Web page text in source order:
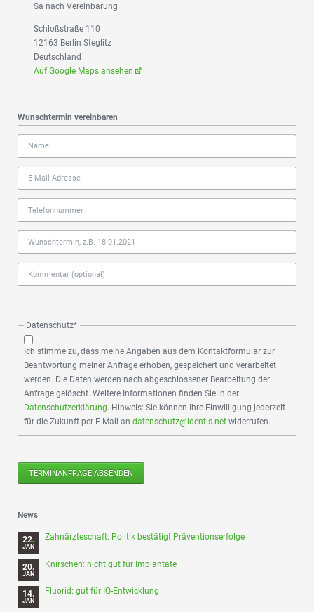
Sa nach Vereinbarung
Schloßstraße 110
12163 Berlin Steglitz
Deutschland
Auf Google Maps ansehen
Wunschtermin vereinbaren
Pflichtfeld
Datenschutz*
Ich stimme zu, dass meine Angaben aus dem Kontaktformular zur
Beantwortung meiner Anfrage erhoben, gespeichert und verarbeitet
werden. Die Daten werden nach abgeschlossener Bearbeitung der
Anfrage gelöscht. Weitere Informationen finden Sie in der
Datenschutzerklärung. Hinweis: Sie können Ihre Einwilligung jederzeit
für die Zukunft per E-Mail an datenschutz@identis.netwiderrufen.
TERMINANFRAGE ABSENDEN
News
22.
JAN
Zahnärzteschaft: Politik bestätigt Präventionserfolge
20.
JAN
Knirschen: nicht gut für Implantate
14.
JAN
Fluorid: gut für IQ-Entwicklung